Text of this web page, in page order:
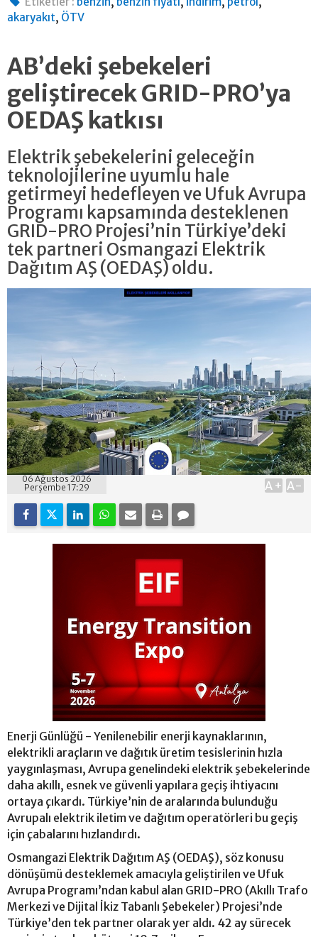
akaryakıt, ÖTV
AB’deki şebekeleri
geliştirecek GRID-PRO’ya
OEDAŞ katkısı
Elektrik şebekelerini geleceğin
teknolojilerine uyumlu hale
getirmeyi hedefleyen ve Ufuk Avrupa
Programı kapsamında desteklenen
GRID-PRO Projesi’nin Türkiye’deki
tek partneri Osmangazi Elektrik
Dağıtım AŞ (OEDAŞ) oldu.
06 Ağustos 2026
Perşembe 17:29
A+ A-
Enerji Günlüğü - Yenilenebilir enerji kaynaklarının,
elektrikli araçların ve dağıtık üretim tesislerinin hızla
yaygınlaşması, Avrupa genelindeki elektrik şebekelerinde
daha akıllı, esnek ve güvenli yapılara geçiş ihtiyacını
ortaya çıkardı. Türkiye’nin de aralarında bulunduğu
Avrupalı elektrik iletim ve dağıtım operatörleri bu geçiş
için çabalarını hızlandırdı.
Osmangazi Elektrik Dağıtım AŞ (OEDAŞ), söz konusu
dönüşümü desteklemek amacıyla geliştirilen ve Ufuk
Avrupa Programı’ndan kabul alan GRID-PRO (Akıllı Trafo
Merkezi ve Dijital İkiz Tabanlı Şebekeler) Projesi’nde
Türkiye’den tek partner olarak yer aldı. 42 ay sürecek